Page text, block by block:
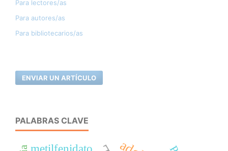
Para lectores/as
Para autores/as
Para bibliotecarios/as
ENVIAR UN ARTÍCULO
PALABRAS CLAVE